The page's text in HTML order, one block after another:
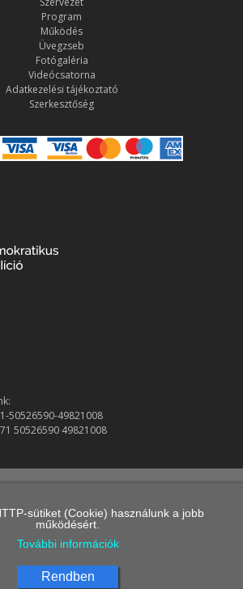
Program
Működés
Üvegzseb
Fotógaléria
Videócsatorna
Adatkezelési tájékoztató
Szerkesztőség
50526590-49821008
50526590 49821008
sütiket (Cookie) használunk a jobb
működésért.
További információk